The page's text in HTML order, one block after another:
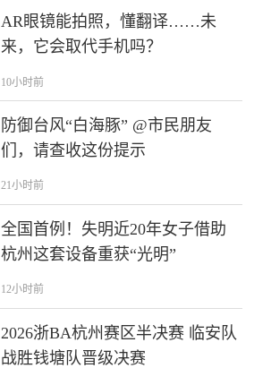
AR眼镜能拍照，懂翻译……未
来，它会取代手机吗？
10小时前
防御台风“白海豚” @市民朋友
们，请查收这份提示
21小时前
全国首例！失明近20年女子借助
杭州这套设备重获“光明”
12小时前
2026浙BA杭州赛区半决赛 临安队
战胜钱塘队晋级决赛